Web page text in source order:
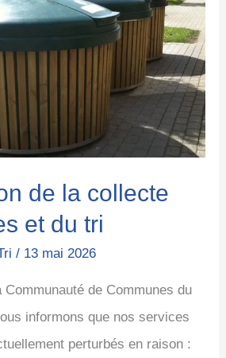
de la collecte
et du tri
/ 13 mai 2026
Communauté de Communes du
informons que nos services
perturbés en raison :